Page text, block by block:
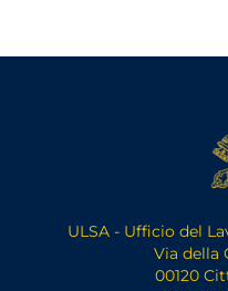
ULSA - Ufficio del
Via della
00120